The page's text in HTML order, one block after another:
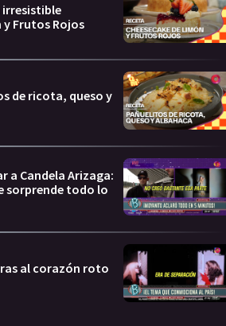
irresistible
y Frutos Rojos
de ricota, queso y
a Candela Arizaga:
sorprende todo lo
al corazón roto